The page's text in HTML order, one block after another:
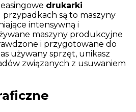
drukarki
przypadkach są to maszyny
intensywną i
maszyny produkcyjne
i przygotowane do
używany sprzęt, unikasz
związanych z usuwaniem